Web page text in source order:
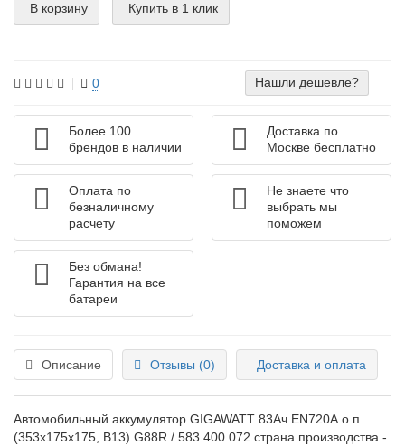
В корзину Купить в 1 клик
0 Нашли дешевле?
Более 100
брендов в наличии
Доставка по
Москве бесплатно
Оплата по
безналичному
расчету
Не знаете что
выбрать мы
поможем
Без обмана!
Гарантия на все
батареи
Описание Отзывы (0) Доставка и оплата
Автомобильный аккумулятор GIGAWATT 83Ач EN720А о.п.
(353х175х175, B13) G88R / 583 400 072 страна производства -